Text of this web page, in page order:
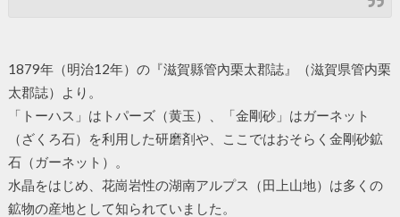
1879年（明治12年）の『滋賀縣管內栗太郡誌』（滋賀県管内栗
太郡誌）より。
「トーハス」はトパーズ（黄玉）、「金剛砂」はガーネット
（ざくろ石）を利用した研磨剤や、ここではおそらく金剛砂鉱
石（ガーネット）。
水晶をはじめ、花崗岩性の湖南アルプス（田上山地）は多くの
鉱物の産地として知られていました。